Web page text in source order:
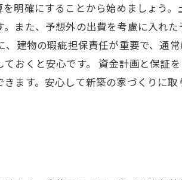
明確にすることから始めましょう。
また、予想外の出費を考慮に入れた
建物の瑕疵担保責任が重要で、通常
おくと安心です。 資金計画と保証を
ます。安心して新築の家づくりに取